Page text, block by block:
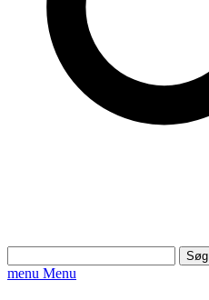
efter:
menu Menu